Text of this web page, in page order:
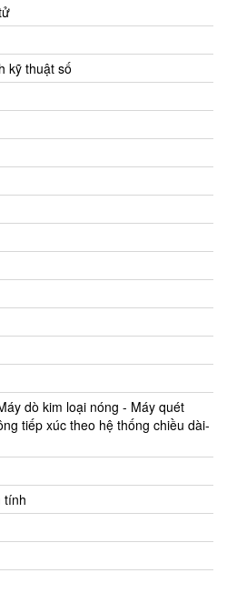
kỹ thuật số
dò kim loại nóng - Máy quét
tiếp xúc theo hệ thống chiều dài-
tính